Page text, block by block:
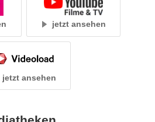
jetzt ansehen
jetzt ansehen